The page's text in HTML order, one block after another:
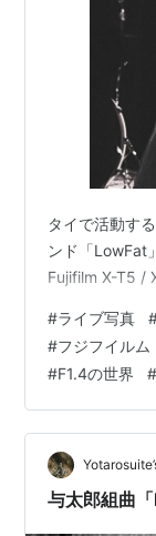
タイで活動す
ンド「LowFat
Fujifilm X-T5 /
#ライブ写真
#フジフイルム
#F1.4の世界
与太郎組曲